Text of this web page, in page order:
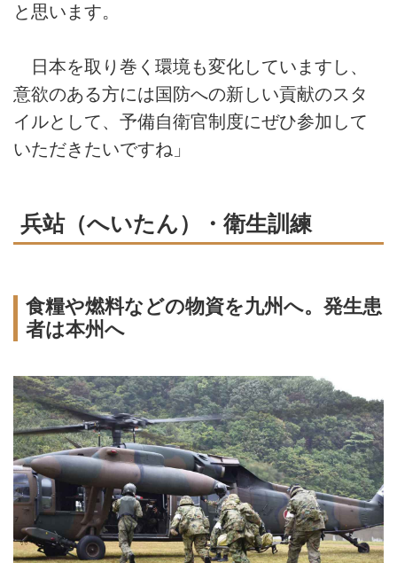
と思います。
日本を取り巻く環境も変化していますし、
意欲のある方には国防への新しい貢献のスタ
イルとして、予備自衛官制度にぜひ参加して
いただきたいですね」
兵站（へいたん）・衛生訓練
食糧や燃料などの物資を九州へ。発生患
者は本州へ